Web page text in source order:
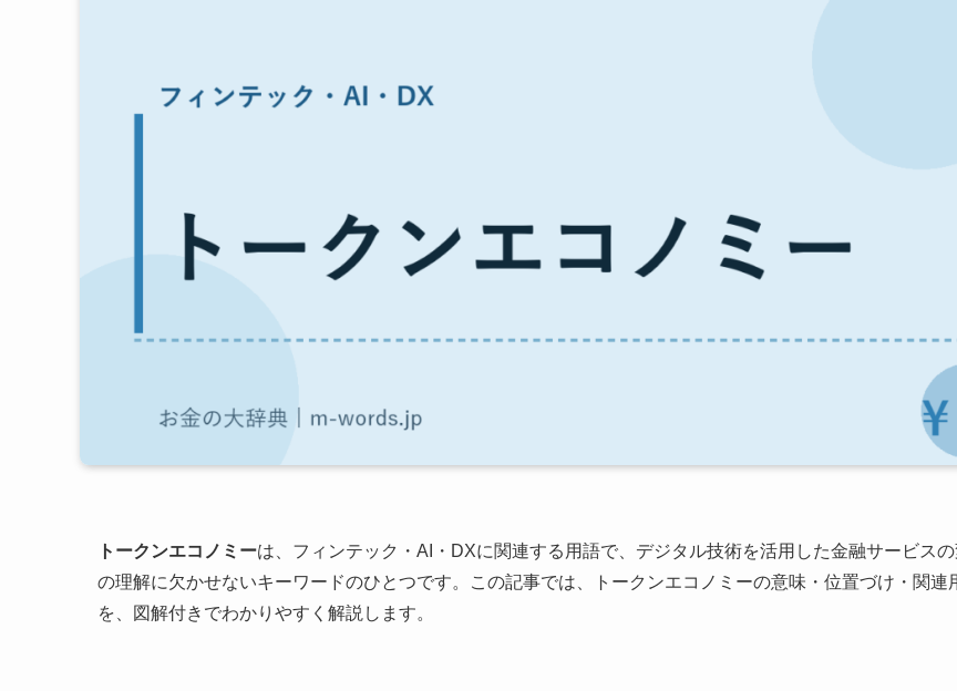
トークンエコノミーは、フィンテック・AI・DXに関連する用語で、デジタル技術を活用した金融サービス
の理解に欠かせないキーワードのひとつです。この記事では、トークンエコノミーの意味・位置づけ・関連
を、図解付きでわかりやすく解説します。